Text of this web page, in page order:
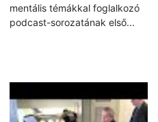
mentális témákkal foglalkozó
podcast-sorozatának első...